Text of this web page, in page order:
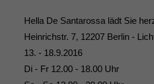
Hella De Santarossa lädt Sie
Heinrichstr. 7, 12207 Berlin -
13. - 18.9.2016
Di - Fr 12.00 - 18.00 Uhr